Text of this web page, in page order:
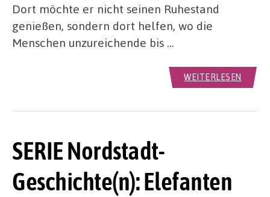
Dort möchte er nicht seinen Ruhestand
genießen, sondern dort helfen, wo die
Menschen unzureichende bis …
WEITERLESEN
SERIE Nordstadt-
Geschichte(n): Elefanten